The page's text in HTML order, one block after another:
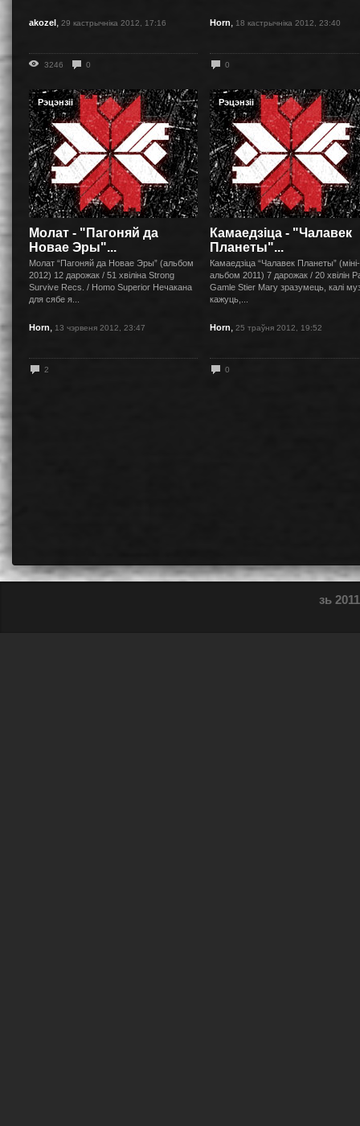
akozel, 29 кастрычніка 2012, 17:16
3246 0
Horn, 18 кастрычніка 2012, 23:40
0
Рэцэнзіі
Молат - "Пагоняй да
Новае Эры"...
Молат “Пагоняй да Новае Эры” (альбом
2012) 12 дарожак / 51 хвіліна Strong
Survive Recs. / Homo Superior Нечакана
для сябе я...
Horn, 13 чэрвеня 2012, 23:47
2
Рэцэнзіі
Камаедзіца - "Чалавек
Планеты"...
Камаедзіца “Чалавек Планеты” (міні-
альбом 2011) 7 дарожак / 20 хвілін
Gamle Stier Магу зразумець, калі
кажуць,...
Horn, 25 траўня 2012, 19:52
0
зь 2011